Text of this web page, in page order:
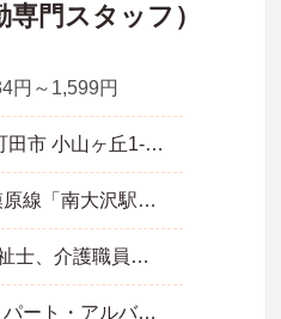
門スタッフ）
円～1,599円
東京都 町田市 小山ヶ丘1-11-8
京王相模原線「南大沢駅」バス・車10分
■介護福祉士、介護職員実務者研修、介護職員初任者研修、ホームヘルパー1級、ホームヘルパー2級いずれかの資格をお持ちの方 ※未経験相談可能
非常勤・パート・アルバイト